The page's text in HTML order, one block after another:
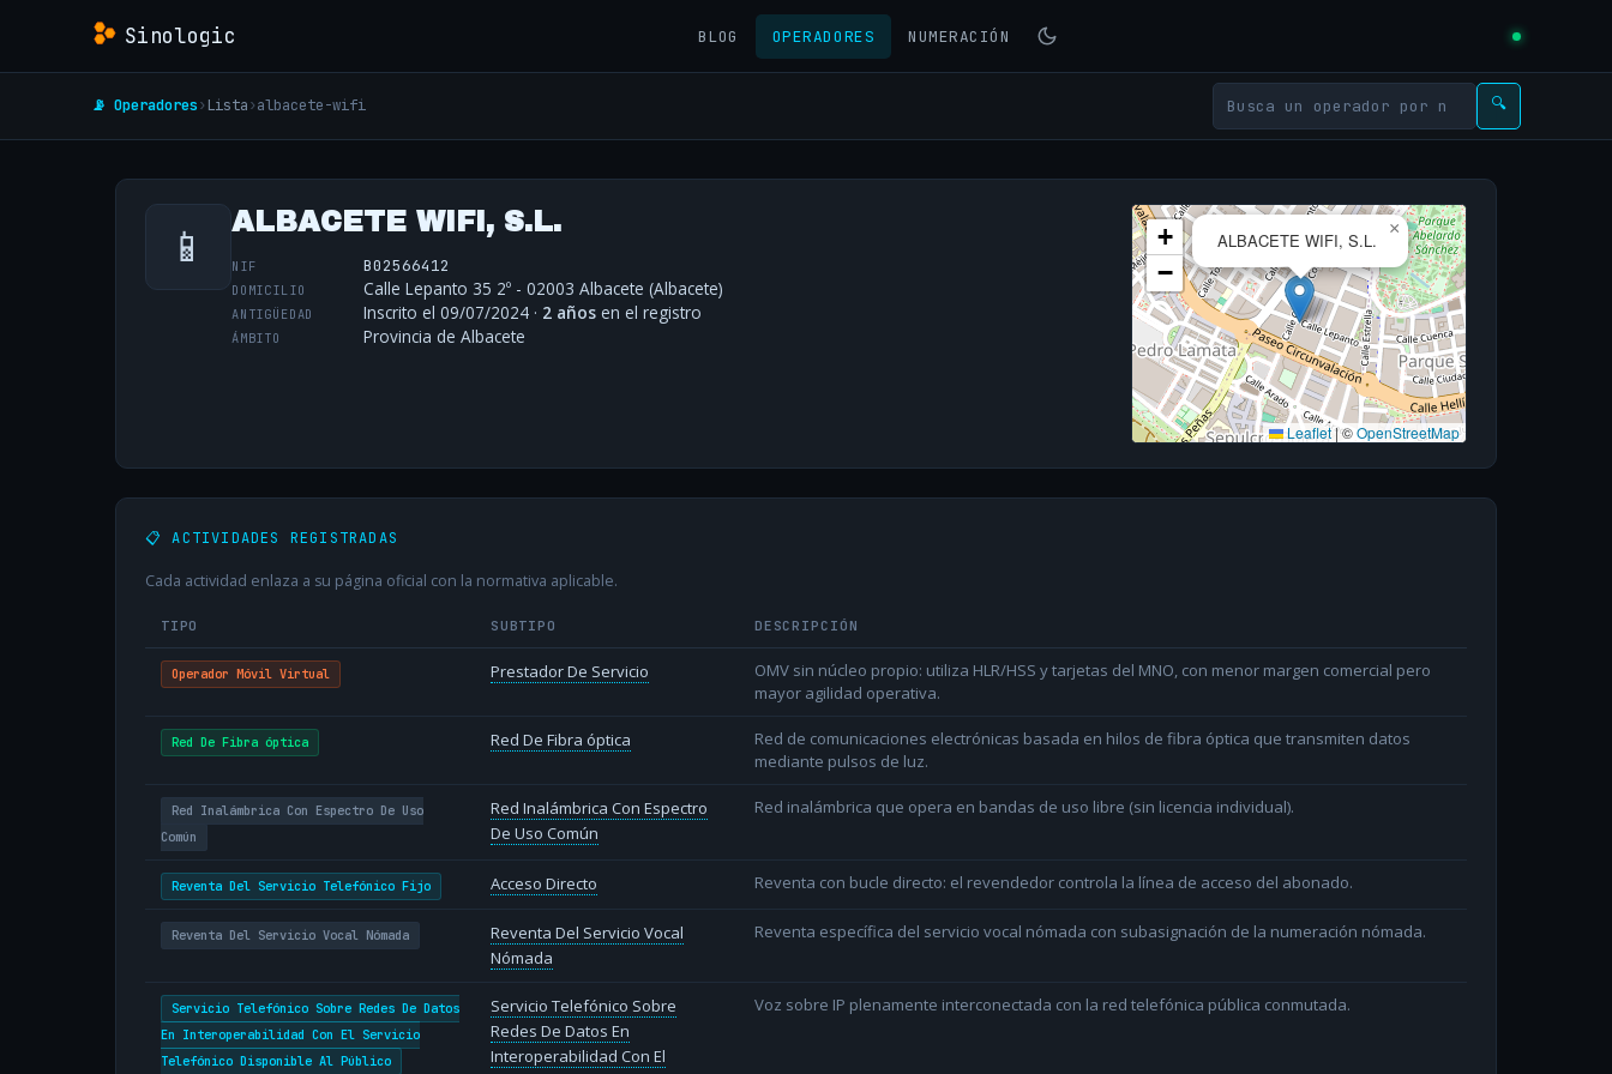
Sinologic BLOG OPERADORES NUMERACIÓN
📡 Operadores› Lista›albacete-wifi 🔍
📱 ALBACETE WIFI, S.L.
NIF B02566412
DOMICILIO Calle Lepanto 35 2º - 02003 Albacete (Albacete)
ANTIGÜEDAD Inscrito el 09/07/2024 · 2 años en el registro
ÁMBITO Provincia de Albacete
ALBACETE WIFI, S.L.
×
+
−
Leaflet|©OpenStreetMap
📋 ACTIVIDADES REGISTRADAS
Cada actividad enlaza a su página oficial con la normativa aplicable.
TIPO SUBTIPO DESCRIPCIÓN
Operador Móvil Virtual Prestador De Servicio
OMV sin núcleo propio: utiliza HLR/HSS y tarjetas del MNO, con menor margen comercial pero
mayor agilidad operativa.
Red De Fibra óptica Red De Fibra óptica
Red de comunicaciones electrónicas basada en hilos de fibra óptica que transmiten datos
mediante pulsos de luz.
Red Inalámbrica Con Espectro De Uso
Común
Red Inalámbrica Con Espectro
De Uso Común
Red inalámbrica que opera en bandas de uso libre (sin licencia individual).
Reventa Del Servicio Telefónico Fijo Acceso Directo Reventa con bucle directo: el revendedor controla la línea de acceso del abonado.
Reventa Del Servicio Vocal Nómada
Reventa Del Servicio Vocal
Nómada
Reventa específica del servicio vocal nómada con subasignación de la numeración nómada.
Servicio Telefónico Sobre Redes De Datos
En Interoperabilidad Con El Servicio
Telefónico Disponible Al Público
Servicio Telefónico Sobre
Redes De Datos En
Interoperabilidad Con El
Voz sobre IP plenamente interconectada con la red telefónica pública conmutada.